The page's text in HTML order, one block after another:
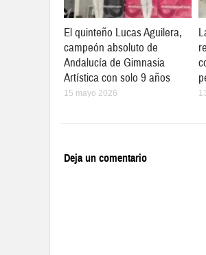
El quinteño Lucas Aguilera,
campeón absoluto de
Andalucía de Gimnasia
Artística con solo 9 años
15 mayo 2026
Deja un comentario